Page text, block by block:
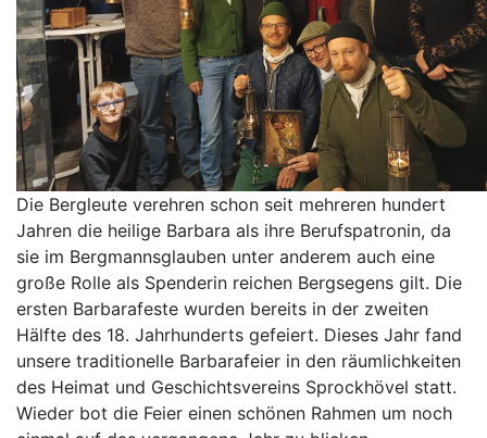
Die Bergleute verehren schon seit mehreren hundert
Jahren die heilige Barbara als ihre Berufspatronin, da
sie im Bergmannsglauben unter anderem auch eine
große Rolle als Spenderin reichen Bergsegens gilt. Die
ersten Barbarafeste wurden bereits in der zweiten
Hälfte des 18. Jahrhunderts gefeiert. Dieses Jahr fand
unsere traditionelle Barbarafeier in den räumlichkeiten
des Heimat und Geschichtsvereins Sprockhövel statt.
Wieder bot die Feier einen schönen Rahmen um noch